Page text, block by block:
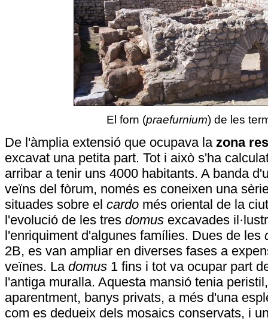
El forn (praefurnium) de les
De l'àmplia extensió que ocupava la zona
excavat una petita part. Tot i això s'ha
arribar a tenir uns 4000 habitants. A banda
veïns del fòrum, només es coneixen una
situades sobre el cardo més oriental de la
l'evolució de les tres domus excavades
l'enriquiment d'algunes famílies. Dues de les
2B, es van ampliar en diverses fases a
veïnes. La domus 1 fins i tot va ocupar part
l'antiga muralla. Aquesta mansió tenia
aparentment, banys privats, a més d'una
com es dedueix dels mosaics conservats, i